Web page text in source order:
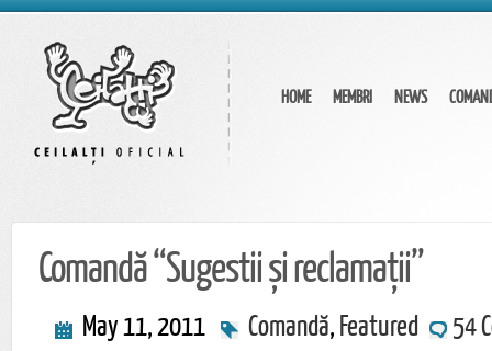
HOME MEMBRI NEWS
Comandă “Sugestii și reclamații”
May 11, 2011 Comandă,Featured 54